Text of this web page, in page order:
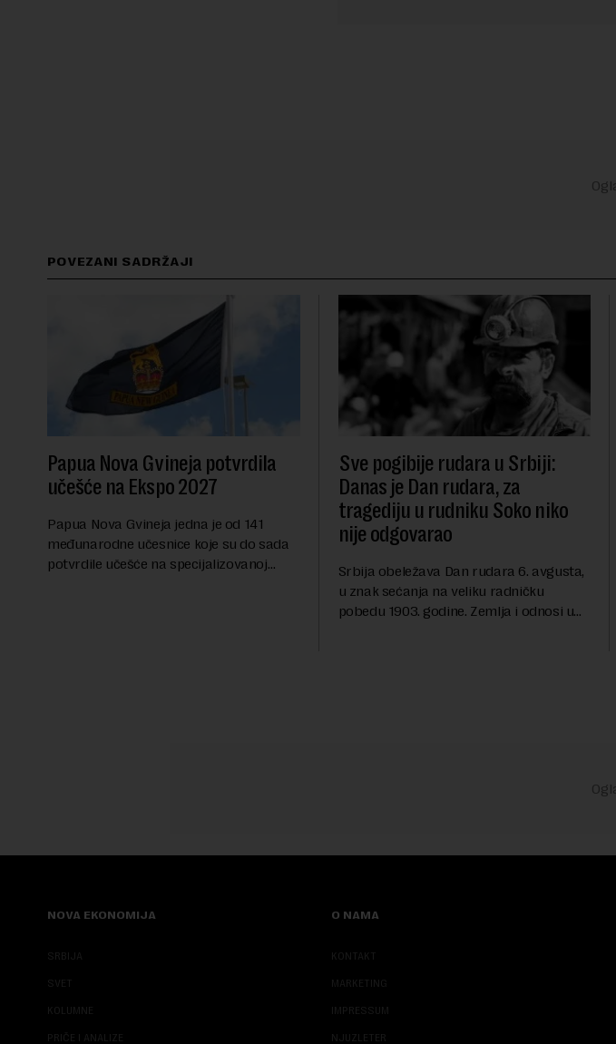
POVEZANI SADRŽAJI
Papua Nova Gvineja potvrdila
učešće na Ekspo 2027
Papua Nova Gvineja jedna je od 141
međunarodne učesnice koje su do sada
potvrdile učešće na specijalizovanoj
Sve pogibije rudara u Srbiji:
Danas je Dan rudara, za
tragediju u rudniku Soko niko
nije odgovarao
Srbija obeležava Dan rudara 6. avgusta,
u znak sećanja na veliku radničku
pobedu 1903. godine. Zemlja i odnosi u
NOVA EKONOMIJA
SRBIJA
SVET
KOLUMNE
PRIČE I ANALIZE
O NAMA
KONTAKT
MARKETING
IMPRESSUM
NJUZLETER